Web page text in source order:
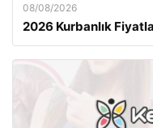
08/08/2026
2026 Kurbanlık